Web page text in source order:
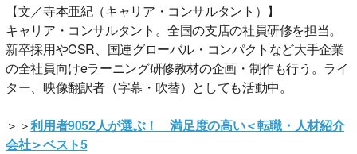
【文／寺本亜紀（キャリア・コンサルタント）】
キャリア・コンサルタント。全国の支店の社員研修を担当。
新卒採用やCSR、国連グローバル・コンパクトなど大手企業
の全社員向けeラーニング研修教材の企画・制作も行う。ライ
ター、映像翻訳者（字幕・吹替）としても活動中。
＞＞利用者9052人が選ぶ！ 満足度の高い＜転職・人材紹介
会社＞ベスト5